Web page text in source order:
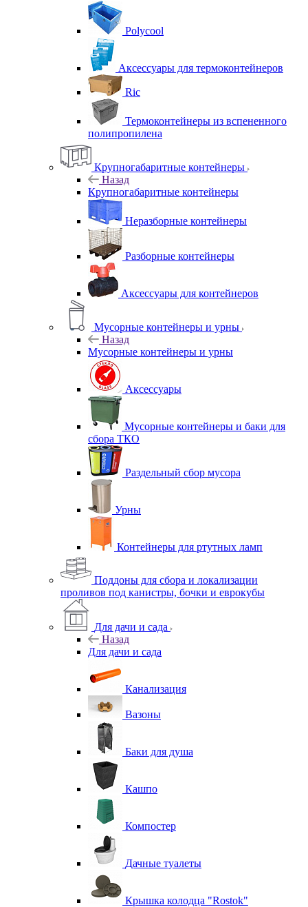
Polycool
Аксессуары для термоконтейнеров
Ric
Термоконтейнеры из вспененного
полипропилена
Крупногабаритные контейнеры
Назад
Крупногабаритные контейнеры
Неразборные контейнеры
Разборные контейнеры
Аксессуары для контейнеров
Мусорные контейнеры и урны
Назад
Мусорные контейнеры и урны
Аксессуары
Мусорные контейнеры и баки для
сбора ТКО
Раздельный сбор мусора
Урны
Контейнеры для ртутных ламп
Поддоны для сбора и локализации
проливов под канистры, бочки и еврокубы
Для дачи и сада
Назад
Для дачи и сада
Канализация
Вазоны
Баки для душа
Кашпо
Компостер
Дачные туалеты
Крышка колодца "Rostok"